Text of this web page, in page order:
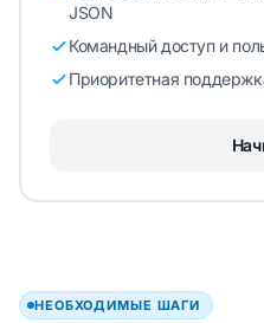
JSON
Командный доступ и
Приоритетная
НЕОБХОДИМЫЕ ШАГИ